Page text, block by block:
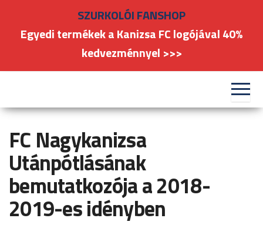
FC
#kanizsafoci
FC Nagykanizsa
Utánpótlásának
bemutatkozója a 2018-
2019-es idényben
SZURKOLÓI FANSHOP
Egyedi termékek a Kanizsa FC logójával 40%
kedvezménnyel >>>